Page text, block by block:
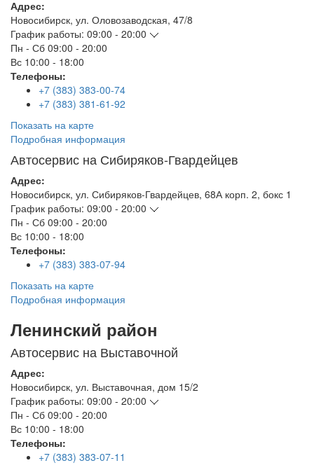
Адрес:
Новосибирск, ул. Оловозаводская, 47/8
График работы: 09:00 - 20:00
Пн - Сб 09:00 - 20:00
Вс 10:00 - 18:00
Телефоны:
+7 (383) 383-00-74
+7 (383) 381-61-92
Показать на карте
Подробная информация
Автосервис на Сибиряков-Гвардейцев
Адрес:
Новосибирск, ул. Сибиряков-Гвардейцев, 68А корп. 2, бокс 1
График работы: 09:00 - 20:00
Пн - Сб 09:00 - 20:00
Вс 10:00 - 18:00
Телефоны:
+7 (383) 383-07-94
Показать на карте
Подробная информация
Ленинский район
Автосервис на Выставочной
Адрес:
Новосибирск, ул. Выставочная, дом 15/2
График работы: 09:00 - 20:00
Пн - Сб 09:00 - 20:00
Вс 10:00 - 18:00
Телефоны:
+7 (383) 383-07-11